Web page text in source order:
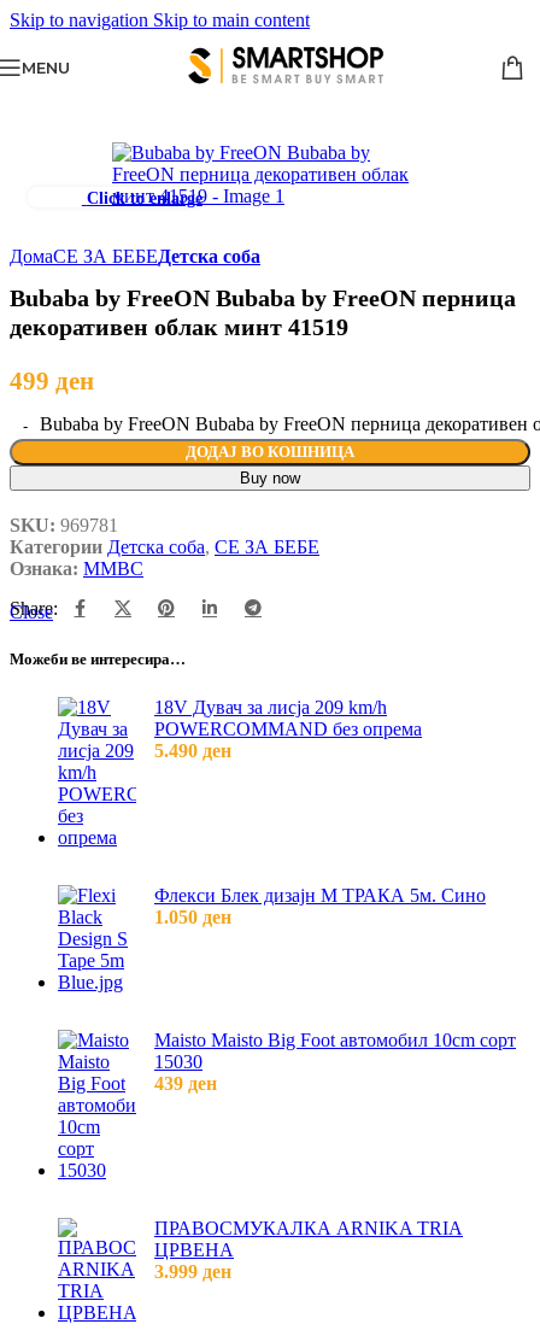
Skip to navigation Skip to main content
MENU
Click to enlarge
ДомаСЕ ЗА БЕБЕДетска соба
Bubaba by FreeON Bubaba by FreeON перница
декоративен облак минт 41519
499 ден
Bubaba by FreeON Bubaba by FreeON перница декоративен
ДОДАЈ ВО КОШНИЦА
Buy now
SKU: 969781
Категории Детска соба, СЕ ЗА БЕБЕ
Ознака: MMBC
Share:
Close
Можеби ве интересира…
18V Дувач за лисја 209 km/h
POWERCOMMAND без опрема
5.490 ден
Флекси Блек дизајн M ТРАКА 5м. Сино
1.050 ден
Maisto Maisto Big Foot автомобил 10cm сорт
15030
439 ден
ПРАВОСМУКАЛКА ARNIKA TRIA
ЦРВЕНА
3.999 ден